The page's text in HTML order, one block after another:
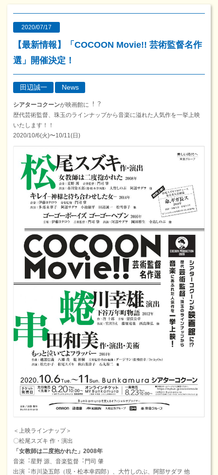
2020/07/17
【最新情報】「COCOON Movie!! 芸術監督名作
選」開催決定！
田辺誠一 News
シアターコクーンが映画館に︕︖
歴代芸術監督、珠⽟のラインナップから⾳楽に溢れた⼈気作を⼀挙上映
いたします！！
2020/10/6(⽕)〜10/11(⽇)
＜上映ラインナップ＞
〇松尾スズキ 作・演出
「⼥教師は⼆度抱かれた」2008年
⾳楽︓星野 源、⾳楽監督︓門司 肇
出演︓市川染五郎（現・松本幸四郎）、⼤⽵しのぶ、阿部サダヲ 他